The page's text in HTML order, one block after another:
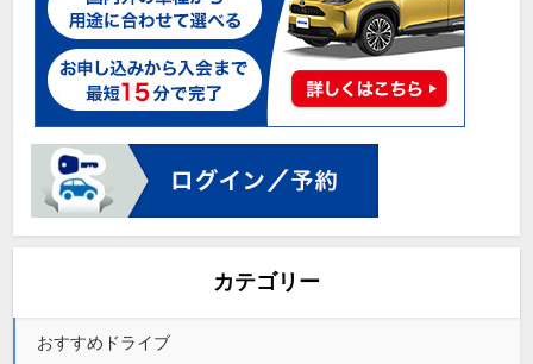
カテゴリー
おすすめドライブ